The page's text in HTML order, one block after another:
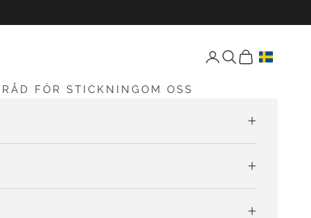
Öppna konto-sida
Öppen sökning
Öppna vagnen
RÅD FÖR STICKNING OM OSS